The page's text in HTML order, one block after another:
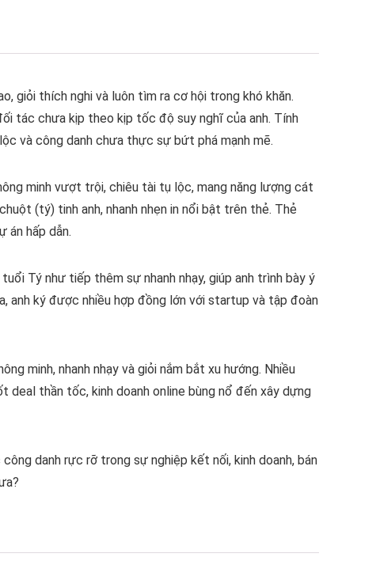
giỏi thích nghi và luôn tìm ra cơ hội trong khó khăn.
tác chưa kịp theo kịp tốc độ suy nghĩ của anh. Tính
và công danh chưa thực sự bứt phá mạnh mẽ.
minh vượt trội, chiêu tài tụ lộc, mang năng lượng cát
(tý) tinh anh, nhanh nhẹn in nổi bật trên thẻ. Thẻ
án hấp dẫn.
Tý như tiếp thêm sự nhanh nhạy, giúp anh trình bày ý
anh ký được nhiều hợp đồng lớn với startup và tập đoàn
minh, nhanh nhạy và giỏi nắm bắt xu hướng. Nhiều
thần tốc, kinh doanh online bùng nổ đến xây dựng
danh rực rỡ trong sự nghiệp kết nối, kinh doanh, bán